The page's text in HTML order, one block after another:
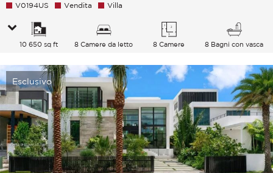
V0194US Vendita Villa
10 650 sq ft 8 Camere da letto 8 Camere 8 Bagni con vasca
Esclusivo